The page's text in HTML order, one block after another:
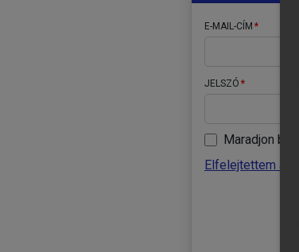
E-MAIL-CÍM
JELSZÓ
Maradjon
Elfelejtettem a